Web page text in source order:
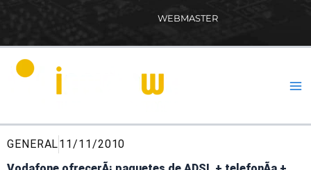
WEBMASTER
GENERAL11/11/2010